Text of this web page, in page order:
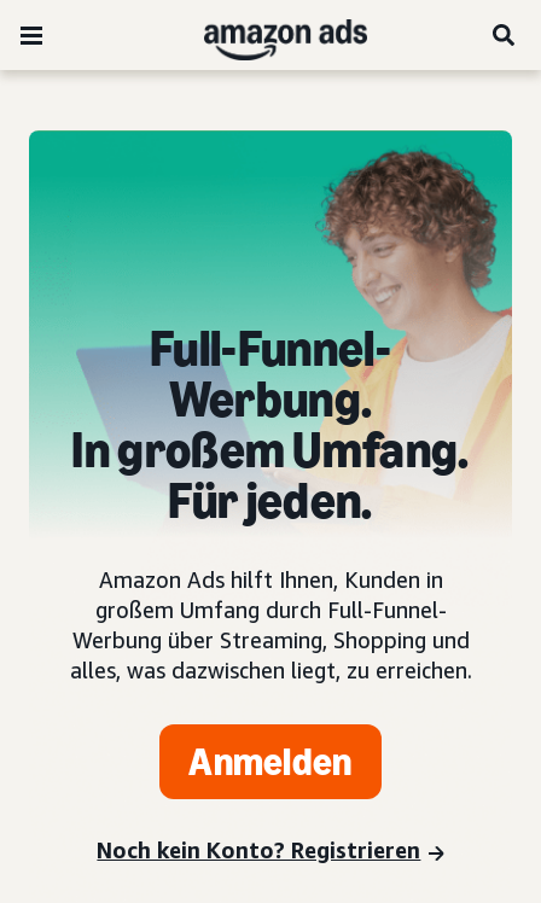
Full-Funnel-
Werbung.
In großem Umfang.
Für jeden.
Amazon Ads hilft Ihnen, Kunden in
großem Umfang durch Full-Funnel-
Werbung über Streaming, Shopping und
alles, was dazwischen liegt, zu erreichen.
Anmelden
Noch kein Konto? Registrieren